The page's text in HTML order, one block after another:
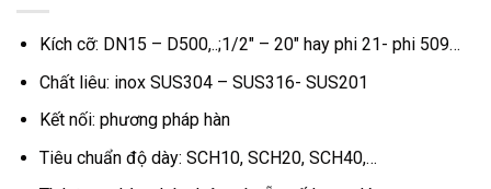
Kích cỡ: DN15 – D500,..;1/2″ – 20″ hay phi 21- phi 509…
Chất liêu: inox SUS304 – SUS316- SUS201
Kết nối: phương pháp hàn
Tiêu chuẩn độ dày: SCH10, SCH20, SCH40,…